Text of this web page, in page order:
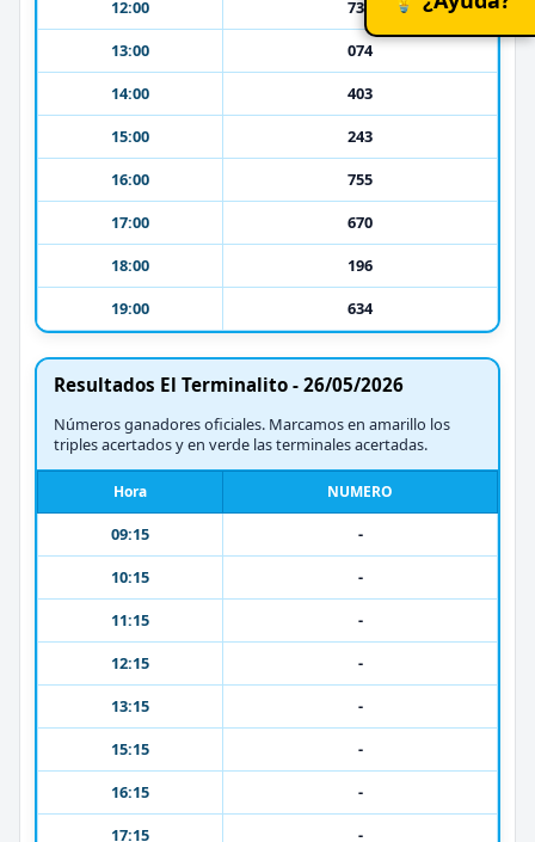
12:00
737
13:00
074
14:00
403
15:00
243
16:00
755
17:00
670
18:00
196
19:00
634
Resultados El Terminalito - 26/05/2026
Números ganadores oficiales. Marcamos en amarillo los
triples acertados y en verde las terminales acertadas.
Hora NUMERO
09:15
-
10:15
-
11:15
-
12:15
-
13:15
-
15:15
-
16:15
-
17:15
-